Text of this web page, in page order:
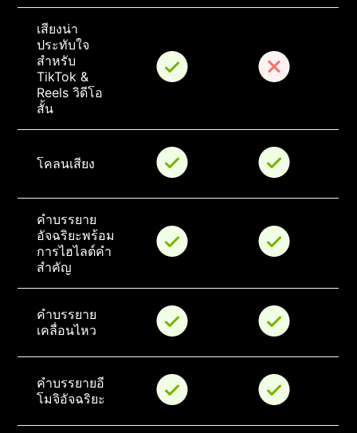
เสียงน่า
ประทับใจ
สำหรับ
TikTok &
Reels วิดีโอ
สั้น
โคลนเสียง
คำบรรยาย
อัจฉริยะพร้อม
การไฮไลต์คำ
สำคัญ
คำบรรยาย
เคลื่อนไหว
คำบรรยายอี
โมจิอัจฉริยะ